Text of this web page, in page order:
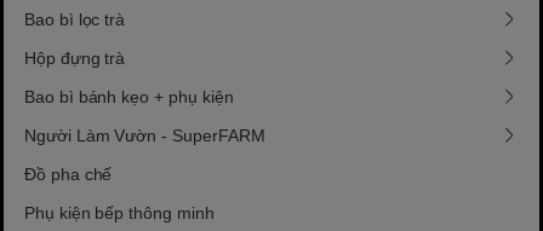
Bao bì lọc trà
Hộp đựng trà
Bao bì bánh kẹo + phụ kiện
Người Làm Vườn - SuperFARM
Đồ pha chế
Phụ kiện bếp thông minh